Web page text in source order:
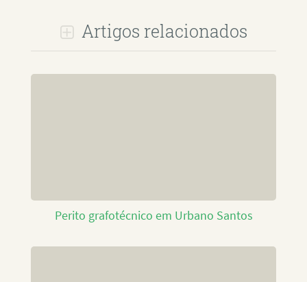
Artigos relacionados
Perito grafotécnico em Urbano Santos